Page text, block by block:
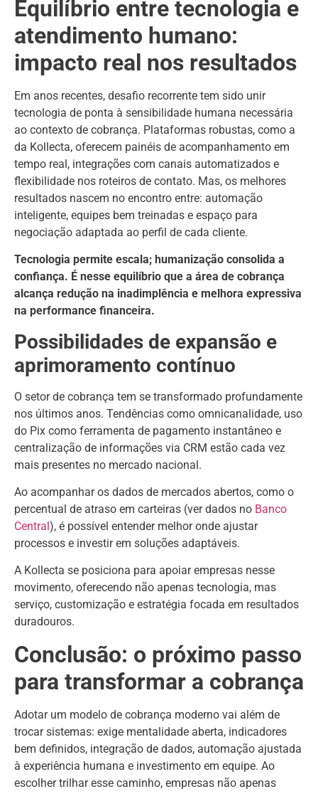
Equilíbrio entre tecnologia e
atendimento humano:
impacto real nos resultados
Em anos recentes, desafio recorrente tem sido unir
tecnologia de ponta à sensibilidade humana necessária
ao contexto de cobrança. Plataformas robustas, como a
da Kollecta, oferecem painéis de acompanhamento em
tempo real, integrações com canais automatizados e
flexibilidade nos roteiros de contato. Mas, os melhores
resultados nascem no encontro entre: automação
inteligente, equipes bem treinadas e espaço para
negociação adaptada ao perfil de cada cliente.
Tecnologia permite escala; humanização consolida a
confiança. É nesse equilíbrio que a área de cobrança
alcança redução na inadimplência e melhora expressiva
na performance financeira.
Possibilidades de expansão e
aprimoramento contínuo
O setor de cobrança tem se transformado profundamente
nos últimos anos. Tendências como omnicanalidade, uso
do Pix como ferramenta de pagamento instantâneo e
centralização de informações via CRM estão cada vez
mais presentes no mercado nacional.
Ao acompanhar os dados de mercados abertos, como o
percentual de atraso em carteiras (ver dados no Banco
Central), é possível entender melhor onde ajustar
processos e investir em soluções adaptáveis.
A Kollecta se posiciona para apoiar empresas nesse
movimento, oferecendo não apenas tecnologia, mas
serviço, customização e estratégia focada em resultados
duradouros.
Conclusão: o próximo passo
para transformar a cobrança
Adotar um modelo de cobrança moderno vai além de
trocar sistemas: exige mentalidade aberta, indicadores
bem definidos, integração de dados, automação ajustada
à experiência humana e investimento em equipe. Ao
escolher trilhar esse caminho, empresas não apenas